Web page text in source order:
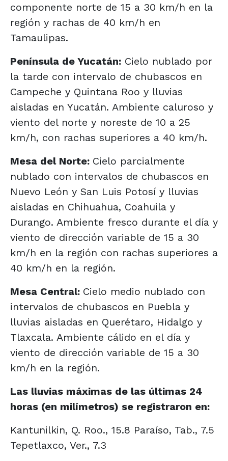
componente norte de 15 a 30 km/h en la
región y rachas de 40 km/h en
Tamaulipas.
Península de Yucatán: Cielo nublado por
la tarde con intervalo de chubascos en
Campeche y Quintana Roo y lluvias
aisladas en Yucatán. Ambiente caluroso y
viento del norte y noreste de 10 a 25
km/h, con rachas superiores a 40 km/h.
Mesa del Norte: Cielo parcialmente
nublado con intervalos de chubascos en
Nuevo León y San Luis Potosí y lluvias
aisladas en Chihuahua, Coahuila y
Durango. Ambiente fresco durante el día y
viento de dirección variable de 15 a 30
km/h en la región con rachas superiores a
40 km/h en la región.
Mesa Central: Cielo medio nublado con
intervalos de chubascos en Puebla y
lluvias aisladas en Querétaro, Hidalgo y
Tlaxcala. Ambiente cálido en el día y
viento de dirección variable de 15 a 30
km/h en la región.
Las lluvias máximas de las últimas 24
horas (en milímetros) se registraron en:
Kantunilkin, Q. Roo., 15.8 Paraíso, Tab., 7.5
Tepetlaxco, Ver., 7.3